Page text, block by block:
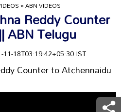
»ABN VIDEOS
Reddy Counter
ABN Telugu
18T03:19:42+05:30 IST
Counter to Atchennaidu